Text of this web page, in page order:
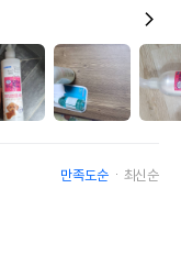
만족도순 최신순